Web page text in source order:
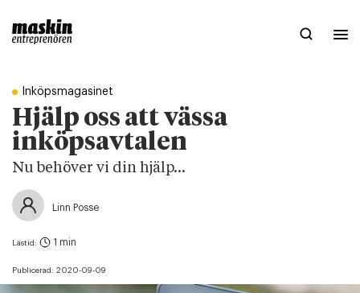
Inköpsmagasinet
Hjälp oss att vässa
inköpsavtalen
Nu behöver vi din hjälp...
Linn Posse
Publicerad: 2020-09-09
Lästid: 1 min